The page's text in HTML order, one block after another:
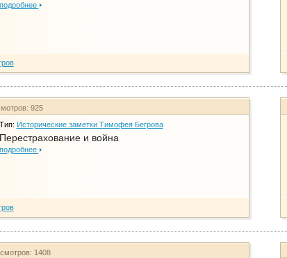
подробнее
925
Тип: Исторические заметки Тимофея Бегрова
Перестрахование и война
подробнее
1408